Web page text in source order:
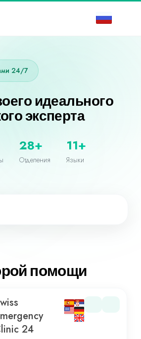
24/7
идеального
эксперта
28+
Отделения
11+
Языки
помощи
24